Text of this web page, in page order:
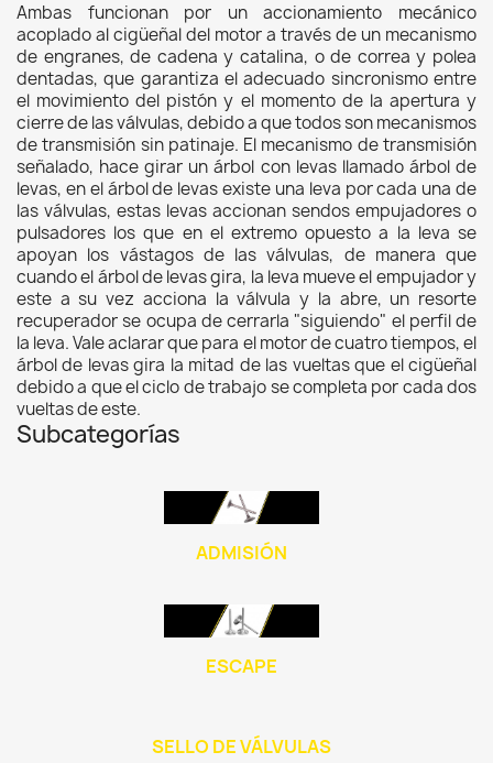
Ambas funcionan por un accionamiento mecánico
acoplado al cigüeñal del motor a través de un mecanismo
de engranes, de cadena y catalina, o de correa y polea
dentadas, que garantiza el adecuado sincronismo entre
el movimiento del pistón y el momento de la apertura y
cierre de las válvulas, debido a que todos son mecanismos
de transmisión sin patinaje. El mecanismo de transmisión
señalado, hace girar un árbol con levas llamado árbol de
levas, en el árbol de levas existe una leva por cada una de
las válvulas, estas levas accionan sendos empujadores o
pulsadores los que en el extremo opuesto a la leva se
apoyan los vástagos de las válvulas, de manera que
cuando el árbol de levas gira, la leva mueve el empujador y
este a su vez acciona la válvula y la abre, un resorte
recuperador se ocupa de cerrarla "siguiendo" el perfil de
la leva. Vale aclarar que para el motor de cuatro tiempos, el
árbol de levas gira la mitad de las vueltas que el cigüeñal
debido a que el ciclo de trabajo se completa por cada dos
vueltas de este.
Subcategorías
ADMISIÓN
ESCAPE
SELLO DE VÁLVULAS